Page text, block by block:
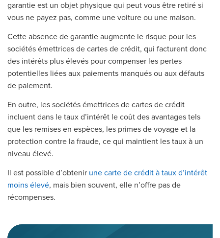
garantie est un objet physique qui peut vous être retiré si
vous ne payez pas, comme une voiture ou une maison.
Cette absence de garantie augmente le risque pour les
sociétés émettrices de cartes de crédit, qui facturent donc
des intérêts plus élevés pour compenser les pertes
potentielles liées aux paiements manqués ou aux défauts
de paiement.
En outre, les sociétés émettrices de cartes de crédit
incluent dans le taux d’intérêt le coût des avantages tels
que les remises en espèces, les primes de voyage et la
protection contre la fraude, ce qui maintient les taux à un
niveau élevé.
Il est possible d’obtenir une carte de crédit à taux d’intérêt
moins élevé, mais bien souvent, elle n’offre pas de
récompenses.